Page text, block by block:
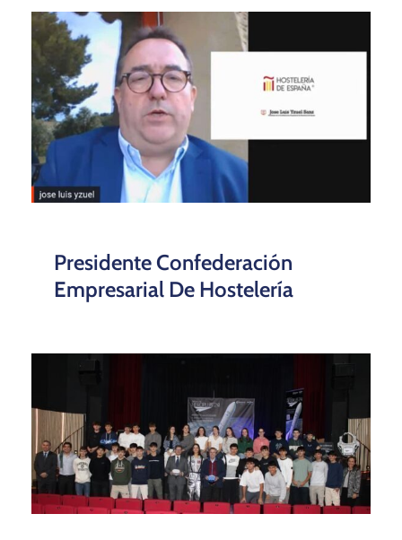
Presidente Confederación
Empresarial De Hostelería